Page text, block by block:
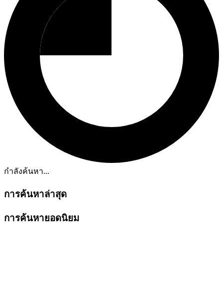
กำลังค้นหา...
การค้นหาล่าสุด
การค้นหายอดนิยม